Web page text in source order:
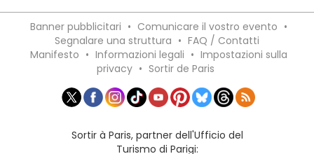
Banner pubblicitari • Comunicare il vostro evento •
Segnalare una struttura • FAQ / Contatti
Manifesto • Informazioni legali • Impostazioni sulla
privacy • Sortir de Paris
Sortir à Paris, partner dell'Ufficio del
Turismo di Parigi: